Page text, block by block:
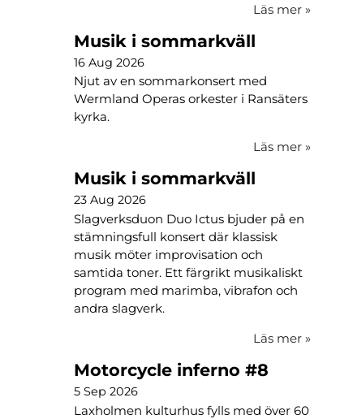
Läs mer »
Musik i sommarkväll
16 Aug 2026
Njut av en sommarkonsert med
Wermland Operas orkester i Ransäters
kyrka.
Läs mer »
Musik i sommarkväll
23 Aug 2026
Slagverksduon Duo Ictus bjuder på en
stämningsfull konsert där klassisk
musik möter improvisation och
samtida toner. Ett färgrikt musikaliskt
program med marimba, vibrafon och
andra slagverk.
Läs mer »
Motorcycle inferno #8
5 Sep 2026
Laxholmen kulturhus fylls med över 60